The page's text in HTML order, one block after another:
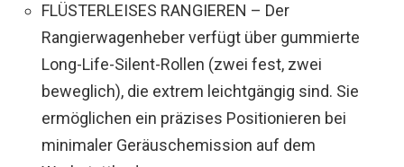
FLÜSTERLEISES RANGIEREN – Der
Rangierwagenheber verfügt über gummierte
Long-Life-Silent-Rollen (zwei fest, zwei
beweglich), die extrem leichtgängig sind. Sie
ermöglichen ein präzises Positionieren bei
minimaler Geräuschemission auf dem